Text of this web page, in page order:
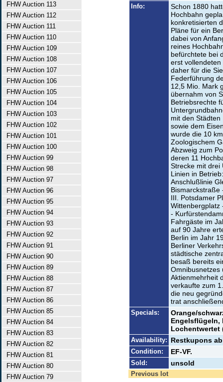
FHW Auction 113
FHW Auction 112
FHW Auction 111
FHW Auction 110
FHW Auction 109
FHW Auction 108
FHW Auction 107
FHW Auction 106
FHW Auction 105
FHW Auction 104
FHW Auction 103
FHW Auction 102
FHW Auction 101
FHW Auction 100
FHW Auction 99
FHW Auction 98
FHW Auction 97
FHW Auction 96
FHW Auction 95
FHW Auction 94
FHW Auction 93
FHW Auction 92
FHW Auction 91
FHW Auction 90
FHW Auction 89
FHW Auction 88
FHW Auction 87
FHW Auction 86
FHW Auction 85
FHW Auction 84
FHW Auction 83
FHW Auction 82
FHW Auction 81
FHW Auction 80
FHW Auction 79
Info:
Schon 1880
Hochbahn
konkretisierten
Pläne für ein
dabei von
reines
befürchtete bei
erst
daher für die
Federführung
12,5 Mio. Mark
übernahm von
Betriebsrechte
mit den
sowie dem
wurde die 10
Zoologischem
Abzweig zum
deren 11
Strecke mit drei
Linien in
Anschlußlinie
Bismarckstraße
III. Potsdamer
Wittenbergplatz
-
Fahrgäste im
auf 90 Jahre
Berlin im Jahr
Berliner
städtische
besaß bereits
Omnibusnetzes
Aktienmehrheit
verkaufte zum
die neu
trat
Specials:
Orange/
Engelsflügeln,
Lochentwertet
Availability: Restkupons
Condition: EF-VF.
Sold: unsold
Previous lot